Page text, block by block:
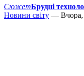
СюжетБрудні
Новини світу — Вчора,